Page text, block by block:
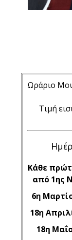
Ωράριο
Τιμή
Κάθε
από 1ης
6η
18η
18η